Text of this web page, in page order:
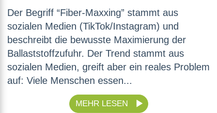
Der Begriff “Fiber-Maxxing” stammt aus
sozialen Medien (TikTok/Instagram) und
beschreibt die bewusste Maximierung der
Ballaststoffzufuhr. Der Trend stammt aus
sozialen Medien, greift aber ein reales Problem
auf: Viele Menschen essen...
MEHR LESEN